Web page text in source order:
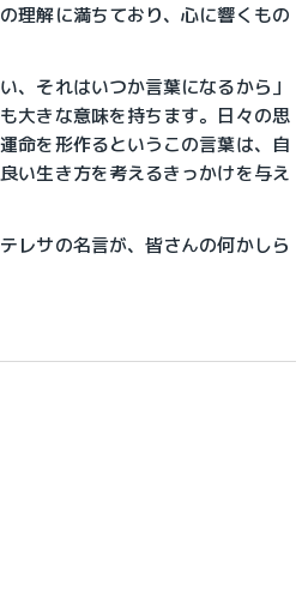
理解に満ちており、心に響くもの
、それはいつか言葉になるから」
大きな意味を持ちます。日々の思
命を形作るというこの言葉は、自
い生き方を考えるきっかけを与え
レサの名言が、皆さんの何かしら